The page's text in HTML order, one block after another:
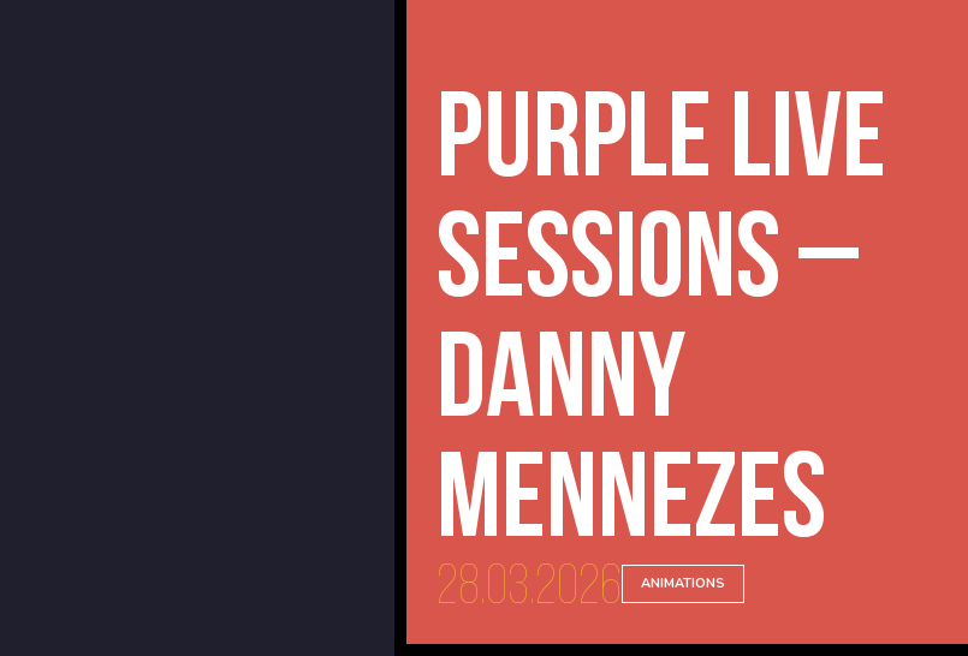
Purple Live
Sessions –
Danny
Mennezes
28.03.2026 ANIMATIONS